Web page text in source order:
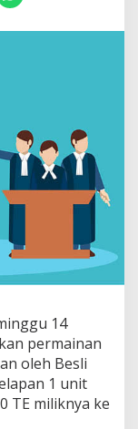
14
permainan
oleh Besli
1 unit
TE miliknya ke